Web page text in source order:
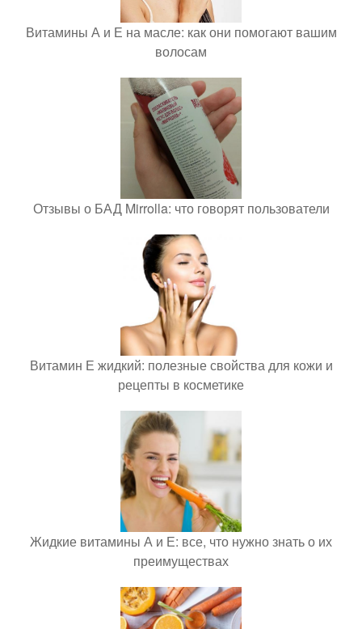
Витамины А и Е на масле: как они помогают вашим
волосам
Отзывы о БАД Mirrolla: что говорят пользователи
Витамин Е жидкий: полезные свойства для кожи и
рецепты в косметике
Жидкие витамины А и Е: все, что нужно знать о их
преимуществах